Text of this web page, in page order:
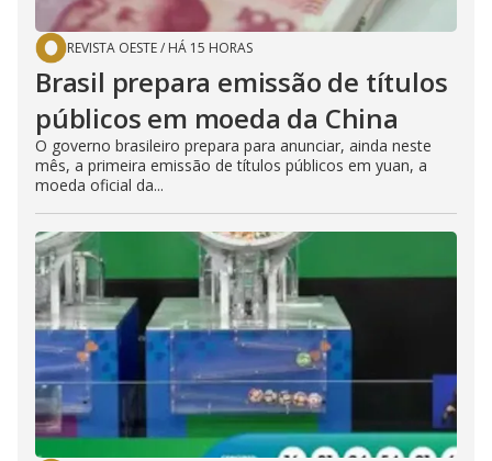
REVISTA OESTE/ HÁ 15 HORAS
Brasil prepara emissão de títulos
públicos em moeda da China
O governo brasileiro prepara para anunciar, ainda neste
mês, a primeira emissão de títulos públicos em yuan, a
moeda oficial da...